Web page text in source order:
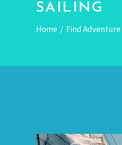
SAILING
Home / Find Adventure